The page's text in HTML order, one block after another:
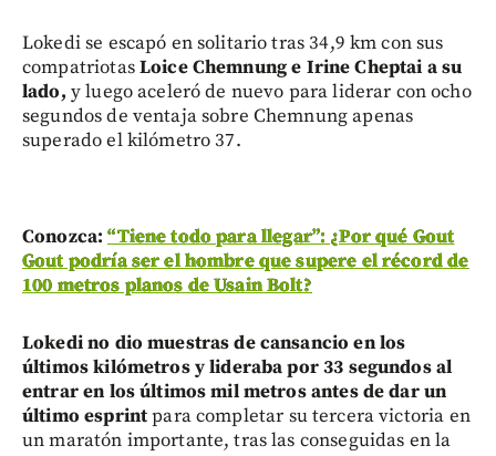
Lokedi se escapó en solitario tras 34,9 km con sus
compatriotasLoice Chemnung e Irine Cheptai a su
lado, y luego aceleró de nuevo para liderar con ocho
segundos de ventaja sobre Chemnung apenas
superado el kilómetro 37.
Conozca:“Tiene todo para llegar”: ¿Por qué Gout
Gout podría ser el hombre que supere el récord de
100 metros planos de Usain Bolt?
Lokedi no dio muestras de cansancio en los
últimos kilómetros y lideraba por 33 segundos al
entrar en los últimos mil metros antes de dar un
último esprintpara completar su tercera victoria en
un maratón importante, tras las conseguidas en la